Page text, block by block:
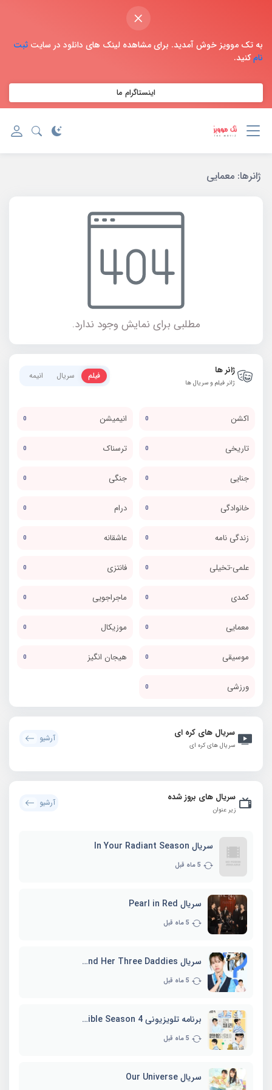
×
به تک موویز خوش آمدید. برای مشاهده لینک های دانلود در سایت ثبت
نامکنید.
اینستاگرام ما
ژانر‌ها: معمایی
مطلبی برای نمایش وجود ندارد.
ژانر ها
ژانر فیلم و سریال ها
فیلم سریال انیمه
اکشن 0 انیمیشن 0
تاریخی 0 ترسناک 0
جنایی 0 جنگی 0
خانوادگی 0 درام 0
زندگی نامه 0 عاشقانه 0
علمی-تخیلی 0 فانتزی 0
کمدی 0 ماجراجویی 0
معمایی 0 موزیکال 0
موسیقی 0 هیجان انگیز 0
ورزشی 0
سریال های کره ای
سریال های کره ای
آرشیو
سریال های بروز شده
زیر عنوان
آرشیو
سریال In Your Radiant Season
5 ماه قبل
سریال Pearl in Red
5 ماه قبل
سریال Marie and Her Three Daddies
5 ماه قبل
برنامه تلویزیونی Whenever Possible Season 4
5 ماه قبل
سریال Our Universe